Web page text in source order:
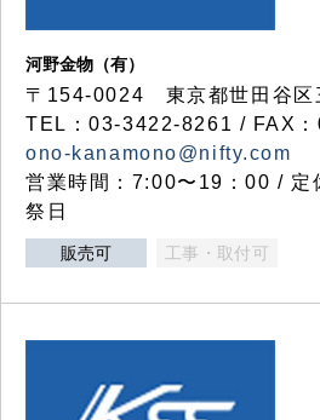
河野金物（有）
〒154-0024 東京都世田谷区
TEL：03-3422-8261 / FAX
ono-kanamono@nifty.com
営業時間：7:00〜19：00 / 定
祭日
販売可 工事・取付可